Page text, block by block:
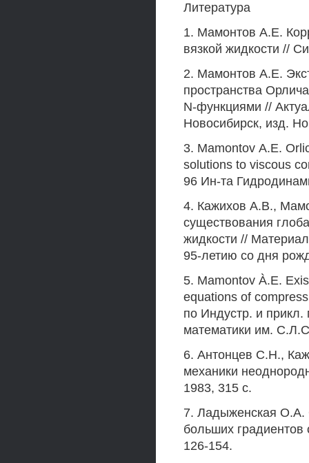
Литература
1. Мамонтов А.Е.
вязкой жидкости //
2. Мамонтов А.Е.
пространства
N-функциями //
Новосибирск, изд.
3. Mamontov А.Е.
solutions to viscous
96 Ин-та
4. Кажихов А.В.,
существования
жидкости //
95-летию со дня
5. Mamontov À.E.
equations of
по Индустр. и прикл.
математики им.
6. Антонцев С.Н.,
механики
1983, 315 с.
7. Ладыженская О.А.
больших
126-154.